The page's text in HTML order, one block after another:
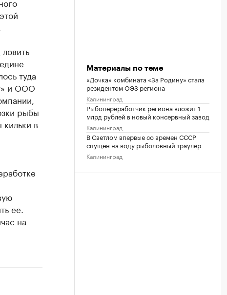
ловить
туда
и ООО
рыбы
в
ее.
на
Материалы по теме
«Дочка» комбината «За Родину» стала
резидентом ОЭЗ региона
Калининград
Рыбопереработчик региона вложит 1
млрд рублей в новый консервный завод
Калининград
В Светлом впервые со времен СССР
спущен на воду рыболовный траулер
Калининград